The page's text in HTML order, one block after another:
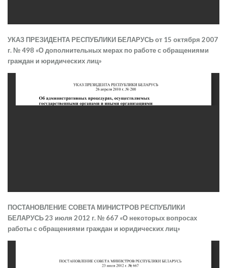
УКАЗ ПРЕЗИДЕНТА РЕСПУБЛИКИ БЕЛАРУСЬ от 15 октября 2007
г. № 498 «О дополнительных мерах по работе с обращениями
граждан и юридических лиц»
ПОСТАНОВЛЕНИЕ СОВЕТА МИНИСТРОВ РЕСПУБЛИКИ
БЕЛАРУСЬ 23 июля 2012 г. № 667 «О некоторых вопросах
работы с обращениями граждан и юридических лиц»